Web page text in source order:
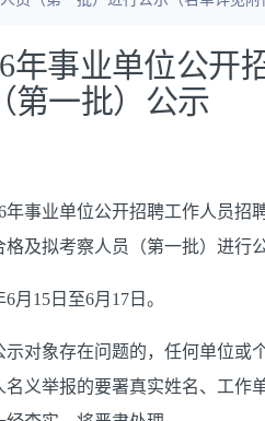
年事业单位公开
第一批）公示
年事业单位公开招聘工作人员招
格及拟考察人员（第一批）进行
月15日至6月17日。
示对象存在问题的，任何单位或
名义举报的要署真实姓名、工作